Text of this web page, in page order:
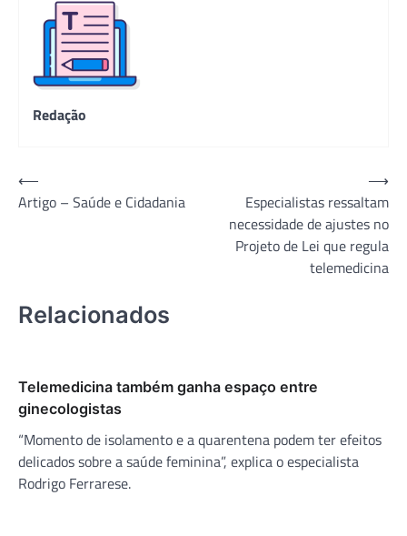
Redação
Navegação
de
⟵
Artigo – Saúde e Cidadania
Especialistas ressaltam
necessidade de ajustes no
Projeto de Lei que regula
telemedicina
⟶
Relacionados
Telemedicina também ganha espaço entre
ginecologistas
“Momento de isolamento e a quarentena podem ter efeitos
delicados sobre a saúde feminina”, explica o especialista
Rodrigo Ferrarese.